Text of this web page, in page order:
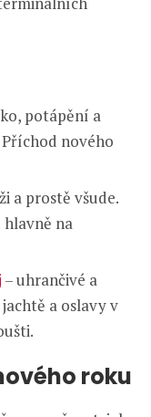
potápění a
nového
a prostě všude.
hlavně na
– uhrančivé a
a oslavy v
roku